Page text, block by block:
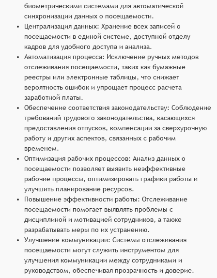
биометрическими системами для автоматической
синхронизации данных о посещаемости.
Централизация данных: Хранение всех записей о
посещаемости в единой системе, доступной отделу
кадров для удобного доступа и анализа.
Автоматизация процесса: Исключение ручных методов
отслеживания посещаемости, таких как бумажные
реестры или электронные таблицы, что снижает
вероятность ошибок и упрощает процесс расчёта
заработной платы.
Обеспечение соответствия законодательству: Соблюдение
требований трудового законодательства, касающихся
предоставления отпусков, компенсации за сверхурочную
работу и других аспектов, связанных с рабочим
временем.
Оптимизация рабочих процессов: Анализ данных о
посещаемости позволяет выявить неэффективные
рабочие процессы, оптимизировать графики работы и
улучшить планирование ресурсов.
Повышение эффективности работы: Отслеживание
посещаемости помогает выявлять проблемы с
дисциплиной и мотивацией сотрудников, а также
разрабатывать меры по их устранению.
Улучшение коммуникации: Системы отслеживания
посещаемости могут служить инструментом для
улучшения коммуникации между сотрудниками и
руководством, обеспечивая прозрачность и доверие.